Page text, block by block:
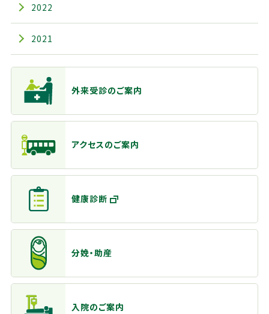
2022
2021
主なメニュー
外来受診のご案内
アクセスのご案内
健康診断
分娩・助産
入院のご案内